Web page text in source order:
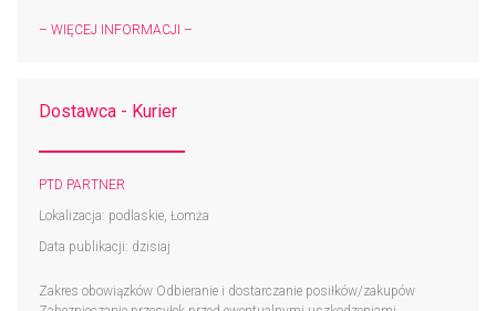
– WIĘCEJ INFORMACJI –
Dostawca - Kurier
PTD PARTNER
Lokalizacja: podlaskie, Łomża
Data publikacji: dzisiaj
Zakres obowiązków Odbieranie i dostarczanie posiłków/zakupów